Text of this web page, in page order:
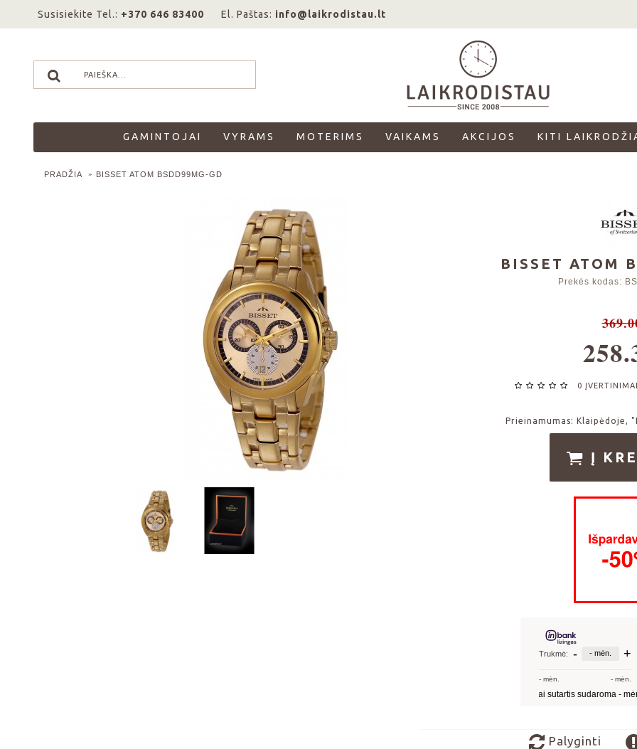
Susisiekite Tel.: +370 646 83400 El. Paštas: info@laikrodistau.lt
GAMINTOJAI VYRAMS MOTERIMS VAIKAMS AKCIJOS KITI
PRADŽIA BISSET ATOM BSDD99MG-GD
BISSET ATOM
Prekės kodas:
0 ĮVERTINIMAI
Prieinamumas: Klaipėdoje,
Į
Palyginti